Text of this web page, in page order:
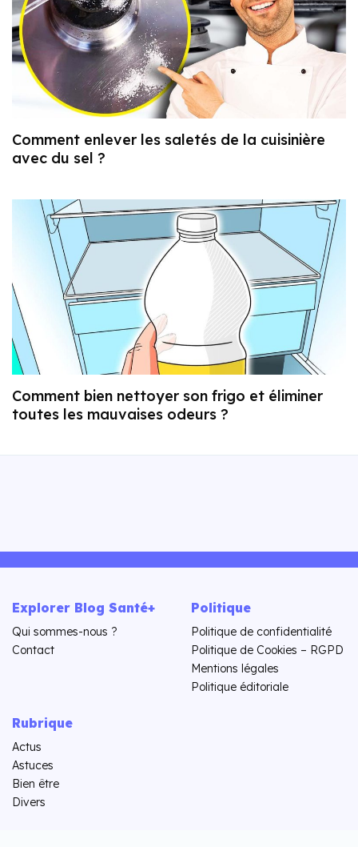
Comment enlever les saletés de la cuisinière
avec du sel ?
Comment bien nettoyer son frigo et éliminer
toutes les mauvaises odeurs ?
Explorer Blog Santé+
Qui sommes-nous ?
Contact
Politique
Politique de confidentialité
Politique de Cookies – RGPD
Mentions légales
Politique éditoriale
Rubrique
Actus
Astuces
Bien être
Divers